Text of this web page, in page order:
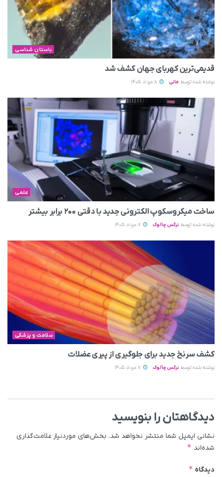
باستان شناسی
قدیمی‌ترین کهربای جهان کشف شد
نوشته شده توسط مانی
علمی
ساخت میکروسکوپ الکترونی جدید با دقتی ۲۰۰ برابر بیشتر
نوشته شده توسط نرگس چالوک
سلامت و پزشکی
کشف سرنخ جدید برای جلوگیری از پیری عضلات
نوشته شده توسط نرگس چالوک
دیدگاهتان را بنویسید
نشانی ایمیل شما منتشر نخواهد شد. بخش‌های موردنیاز علامت‌گذاری
شده‌اند *
دیدگاه *